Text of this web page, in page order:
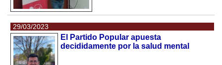
29/03/2023
El Partido Popular apuesta
decididamente por la salud mental